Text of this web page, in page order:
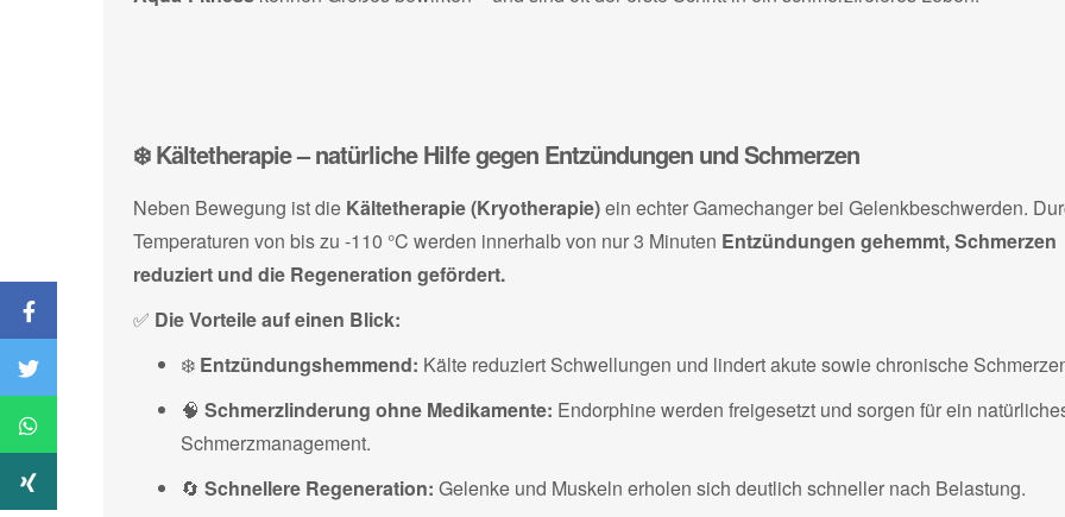
❄️ Kältetherapie – natürliche Hilfe gegen Entzündungen und Schmerzen
Neben Bewegung ist die Kältetherapie (Kryotherapie)ein echter Gamechanger bei Gelenkbeschwerden.
Temperaturen von bis zu -110 °C werden innerhalb von nur 3 Minuten Entzündungen gehemmt, Schmerzen
reduziert und die Regeneration gefördert.
✅ Die Vorteile auf einen Blick:
❄️ Entzündungshemmend: Kälte reduziert Schwellungen und lindert akute sowie chronische
🧠 Schmerzlinderung ohne Medikamente: Endorphine werden freigesetzt und sorgen für ein
Schmerzmanagement.
🔄 Schnellere Regeneration: Gelenke und Muskeln erholen sich deutlich schneller nach Belastung.